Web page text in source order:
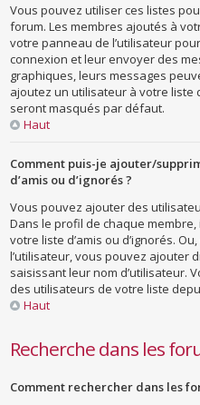
Vous pouvez utiliser ces listes
forum. Les membres ajoutés à
votre panneau de l’utilisateur
connexion et leur envoyer des
graphiques, leurs messages
ajoutez un utilisateur à votre liste
seront masqués par défaut.
Haut
Comment puis-je ajouter/
d’amis ou d’ignorés ?
Vous pouvez ajouter des
Dans le profil de chaque
votre liste d’amis ou d’ignorés.
l’utilisateur, vous pouvez ajouter
saisissant leur nom d’utilisateur.
des utilisateurs de votre liste
Haut
Recherche dans les
Comment rechercher dans les